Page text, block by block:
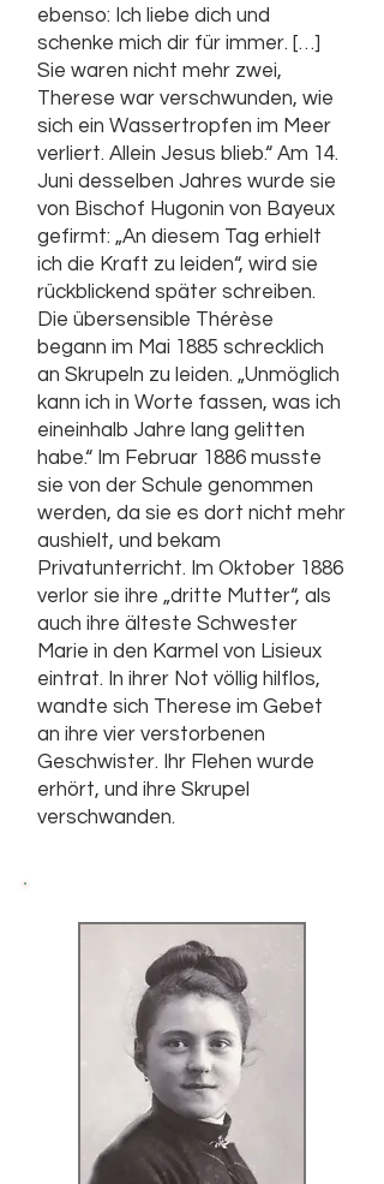
ebenso: Ich liebe dich und
schenke mich dir für immer. […]
Sie waren nicht mehr zwei,
Therese war verschwunden, wie
sich ein Wassertropfen im Meer
verliert. Allein Jesus blieb.“ Am 14.
Juni desselben Jahres wurde sie
von Bischof Hugonin von Bayeux
gefirmt: „An diesem Tag erhielt
ich die Kraft zu leiden“, wird sie
rückblickend später schreiben.
Die übersensible Thérèse
begann im Mai 1885 schrecklich
an Skrupeln zu leiden. „Unmöglich
kann ich in Worte fassen, was ich
eineinhalb Jahre lang gelitten
habe.“ Im Februar 1886 musste
sie von der Schule genommen
werden, da sie es dort nicht mehr
aushielt, und bekam
Privatunterricht. Im Oktober 1886
verlor sie ihre „dritte Mutter“, als
auch ihre älteste Schwester
Marie in den Karmel von Lisieux
eintrat. In ihrer Not völlig hilflos,
wandte sich Therese im Gebet
an ihre vier verstorbenen
Geschwister. Ihr Flehen wurde
erhört, und ihre Skrupel
verschwanden.